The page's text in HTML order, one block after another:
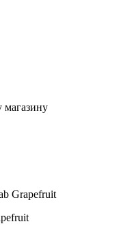
магазину
Grapefruit